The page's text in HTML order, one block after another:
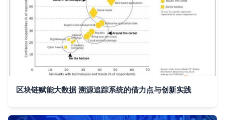
区块链赋能大数据 溯源追踪系统的借力点与创新实践